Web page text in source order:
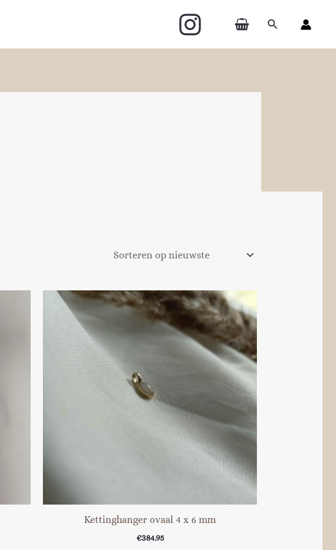
Zoeken
Kettinghanger ovaal 4 x 6 mm
€384.95